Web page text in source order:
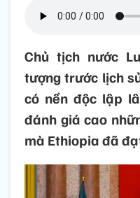
Chủ tịch nước
tượng trước lịch
có nền độc lập
đánh giá cao
mà Ethiopia đã